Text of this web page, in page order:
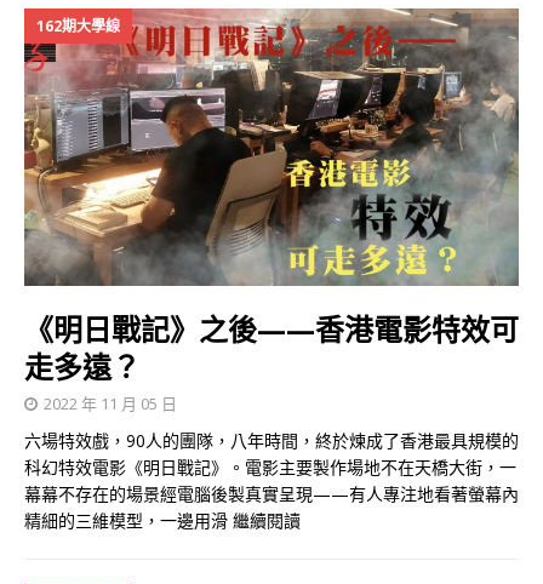
162期大學線
《明日戰記》之後——香港電影特效可
走多遠？
2022 年 11 月 05 日
六場特效戲，90人的團隊，八年時間，終於煉成了香港最具規模的
科幻特效電影《明日戰記》。電影主要製作場地不在天橋大街，一
幕幕不存在的場景經電腦後製真實呈現——有人專注地看著螢幕內
精細的三維模型，一邊用滑 繼續閱讀